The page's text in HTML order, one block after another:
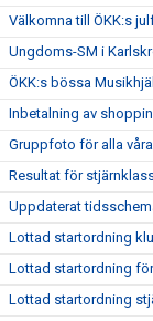
Välkomna till ÖKK:s
Ungdoms-SM i
ÖKK:s bössa
Inbetalning av
Gruppfoto för alla
Resultat för
Uppdaterat
Lottad startordning
Lottad startordning
Lottad startordning